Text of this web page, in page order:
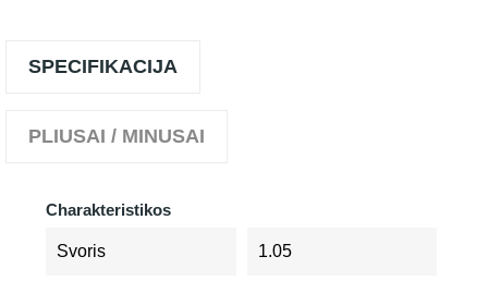
SPECIFIKACIJA
PLIUSAI / MINUSAI
Charakteristikos
Svoris 1.05